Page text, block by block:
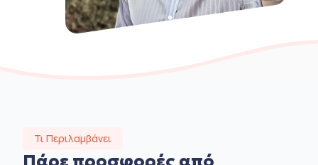
Τι Περιλαμβάνει